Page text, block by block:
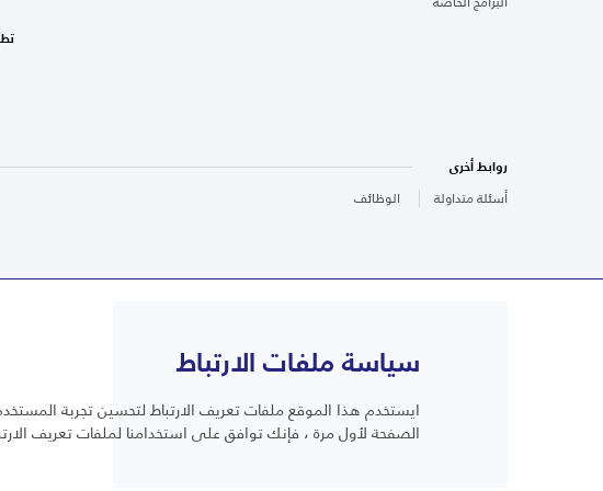
روابط أخرى
أسئلة متداولة
الوظائف
أسئلة متداولة
سياسة ملفات الارتباط
ايستخدم هذا الموقع ملفات تعريف الارتباط لتحسين تجربة
الصفحة لأول مرة ، فإنك توافق على استخدامنا لملفات تعريف